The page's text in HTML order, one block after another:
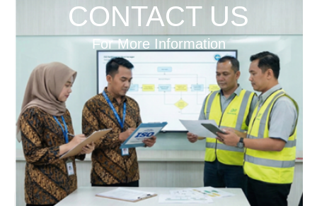
CONTACT US
For More Information